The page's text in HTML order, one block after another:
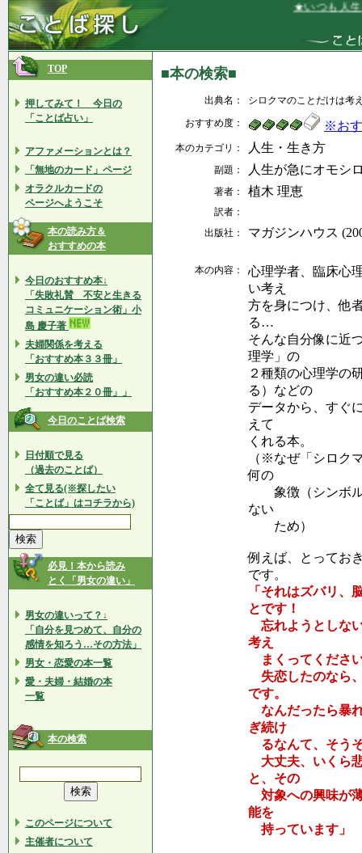
★いつも人生を
TOP
押してみて！ 今日の
「ことば占い」
アファメーションとは？
「無地のカード」ページ
オラクルカードの
ページへようこそ
本の読み方＆
おすすめの本
今日のおすすめ本↓
「失敗礼賛 不安と生きる
コミュニケーション術」小
島 慶子著
夫婦関係を考える
「おすすめ本３３冊」
男女の違い必読
「おすすめ本２０冊」」
今日のことば検索
日付順で見る
（過去のことば）
全て見る(※探したい
「ことば」はコチラから)
必見！本から読み
とく「男女の違い」
男女の違いって？↓
「自分を見つめて、自分の
感情を知ろう…その方法」
男女・恋愛の本一覧
愛・夫婦・結婚の本
一覧
本の検索
このページについて
主催者について
■本の検索■
出典名：
シロクマのことだけは考
おすすめ度：
※お
本のカテゴリ： 人生・生き方
副題： 人生が急にオモシ
著者： 植木 理恵
訳者：
出版社：
マガジンハウス
本の内容：
心理学者、臨床心
い考え
方を身につけ、他
る…
そんな自分像に近
理学」の
２種類の心理学の
る）などの
データから、すぐ
えて
くれる本。
（※なぜ「シロク
何の
象徴（シンボル
ない
ため）
例えば、とってお
です。
「それはズバリ、
とです！
忘れようとしな
考え
まくってくださ
失恋したのなら
です。
なんだったら暴
ぎ続け
るなんて、そう
大丈夫、いくら
と、その
対象への興味が
能を
持っています」